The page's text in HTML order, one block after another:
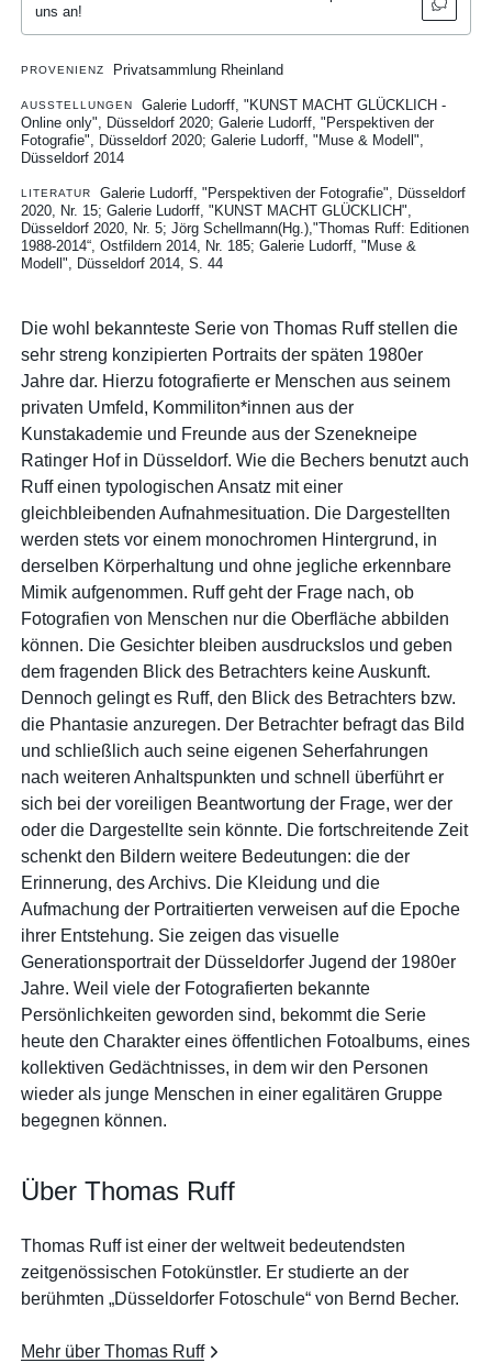
uns an!
PROVENIENZ Privatsammlung Rheinland
AUSSTELLUNGEN
Galerie Ludorff, "KUNST MACHT GLÜCKLICH -
Online only", Düsseldorf 2020 Galerie Ludorff, "Perspektiven der
Fotografie", Düsseldorf 2020 Galerie Ludorff, "Muse & Modell",
Düsseldorf 2014
LITERATUR
Galerie Ludorff, "Perspektiven der Fotografie", Düsseldorf
2020, Nr. 15 Galerie Ludorff, "KUNST MACHT GLÜCKLICH",
Düsseldorf 2020, Nr. 5 Jörg Schellmann(Hg.),"Thomas Ruff: Editionen
1988-2014“, Ostfildern 2014, Nr. 185 Galerie Ludorff, "Muse &
Modell", Düsseldorf 2014, S. 44
Die wohl bekannteste Serie von Thomas Ruff stellen die
sehr streng konzipierten Portraits der späten 1980er
Jahre dar. Hierzu fotografierte er Menschen aus seinem
privaten Umfeld, Kommiliton*innen aus der
Kunstakademie und Freunde aus der Szenekneipe
Ratinger Hof in Düsseldorf. Wie die Bechers benutzt auch
Ruff einen typologischen Ansatz mit einer
gleichbleibenden Aufnahmesituation. Die Dargestellten
werden stets vor einem monochromen Hintergrund, in
derselben Körperhaltung und ohne jegliche erkennbare
Mimik aufgenommen. Ruff geht der Frage nach, ob
Fotografien von Menschen nur die Oberfläche abbilden
können. Die Gesichter bleiben ausdruckslos und geben
dem fragenden Blick des Betrachters keine Auskunft.
Dennoch gelingt es Ruff, den Blick des Betrachters bzw.
die Phantasie anzuregen. Der Betrachter befragt das Bild
und schließlich auch seine eigenen Seherfahrungen
nach weiteren Anhaltspunkten und schnell überführt er
sich bei der voreiligen Beantwortung der Frage, wer der
oder die Dargestellte sein könnte. Die fortschreitende Zeit
schenkt den Bildern weitere Bedeutungen: die der
Erinnerung, des Archivs. Die Kleidung und die
Aufmachung der Portraitierten verweisen auf die Epoche
ihrer Entstehung. Sie zeigen das visuelle
Generationsportrait der Düsseldorfer Jugend der 1980er
Jahre. Weil viele der Fotografierten bekannte
Persönlichkeiten geworden sind, bekommt die Serie
heute den Charakter eines öffentlichen Fotoalbums, eines
kollektiven Gedächtnisses, in dem wir den Personen
wieder als junge Menschen in einer egalitären Gruppe
begegnen können.
Über Thomas Ruff
Thomas Ruff ist einer der weltweit bedeutendsten
zeitgenössischen Fotokünstler. Er studierte an der
berühmten „Düsseldorfer Fotoschule“ von Bernd Becher.
Mehr über Thomas Ruff